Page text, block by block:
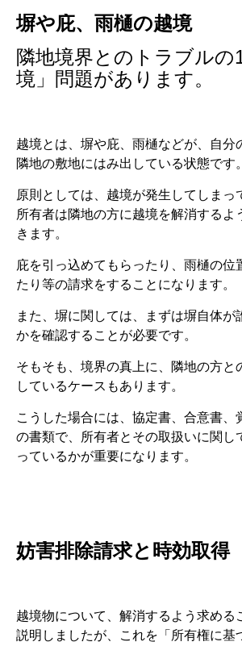
塀や庇、雨樋の越境
隣地境界とのトラブルの
境」問題があります。
越境とは、塀や庇、雨樋などが、自分
隣地の敷地にはみ出している状態です。
原則としては、越境が発生してしまっ
所有者は隣地の方に越境を解消するよ
きます。
庇を引っ込めてもらったり、雨樋の位
たり等の請求をすることになります。
また、塀に関しては、まずは塀自体が
かを確認することが必要です。
そもそも、境界の真上に、隣地の方と
しているケースもあります。
こうした場合には、協定書、合意書、
の書類で、所有者とその取扱いに関し
っているかが重要になります。
妨害排除請求と時効取得
越境物について、解消するよう求める
説明しましたが、これを「所有権に基